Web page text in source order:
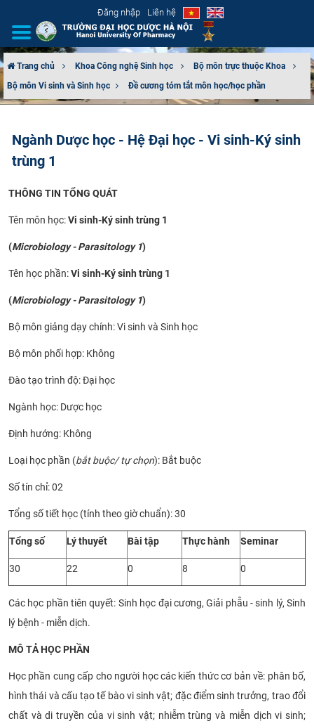
Đăng nhập Liên hệ
GIỚI THIỆU
TUYỂN SINH
ĐÀO TẠO
ĐẢM BẢO CHẤT LƯỢNG
KHOA HỌC CÔNG NGHỆ
HTQT
CỰU NGƯỜI HỌC
Trang chủ Khoa Công nghệ Sinh học
Bộ môn trực thuộc Khoa
Bộ môn Vi​ sinh và Sinh học
Đề cương tóm tắt môn học/học phần
Ngành Dược học - Hệ Đại học - Vi sinh-Ký sinh
trùng 1
THÔNG TIN TỔNG QUÁT
Tên môn học:Vi sinh-Ký sinh trùng 1
(Microbiology - Parasitology 1)
Tên học phần:Vi sinh-Ký sinh trùng 1
(Microbiology - Parasitology 1)
Bộ môn giảng dạy chính: Vi sinh và Sinh học
Bộ môn phối hợp: Không
Đào tạo trình độ: Đại học
Ngành học: Dược học
Định hướng: Không
Loại học phần (bắt buộc/ tự chọn): Bắt buộc
Số tín chỉ: 02
Tổng số tiết học (tính theo giờ chuẩn): 30
Tổng số Lý thuyết Bài tập Thực hành Seminar
30 22 0 8 0
Các học phần tiên quyết: Sinh học đại cương, Giải phẫu - sinh lý, Sinh
lý bệnh - miễn dịch.
MÔ TẢ HỌC PHẦN
Học phần cung cấp cho người học các kiến thức cơ bản về: phân bố,
hình thái và cấu tạo tế bào vi sinh vật; đặc điểm sinh trưởng, trao đổi
chất và di truyền của vi sinh vật; nhiễm trùng và miễn dịch vi sinh;